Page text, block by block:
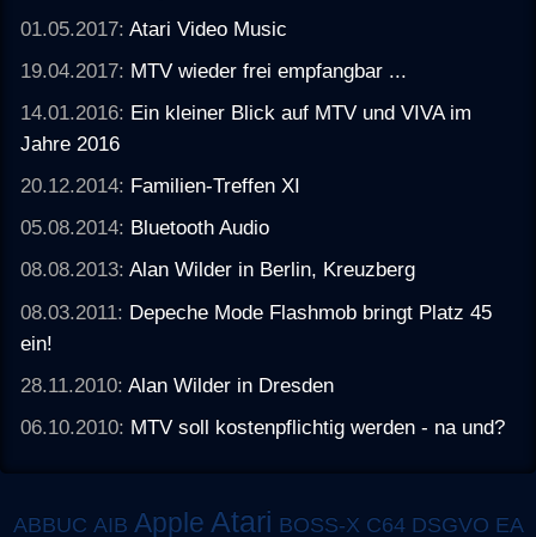
01.05.2017:Atari Video Music
19.04.2017: MTV wieder frei empfangbar ...
14.01.2016: Ein kleiner Blick auf MTV und VIVA im
Jahre 2016
20.12.2014: Familien-Treffen XI
05.08.2014: Bluetooth Audio
08.08.2013:Alan Wilder in Berlin, Kreuzberg
08.03.2011: Depeche Mode Flashmob bringt Platz 45
ein!
28.11.2010:Alan Wilder in Dresden
06.10.2010: MTV soll kostenpflichtig werden - na und?
ABBUC AIB Apple Atari BOSS-X C64 DSGVO EA